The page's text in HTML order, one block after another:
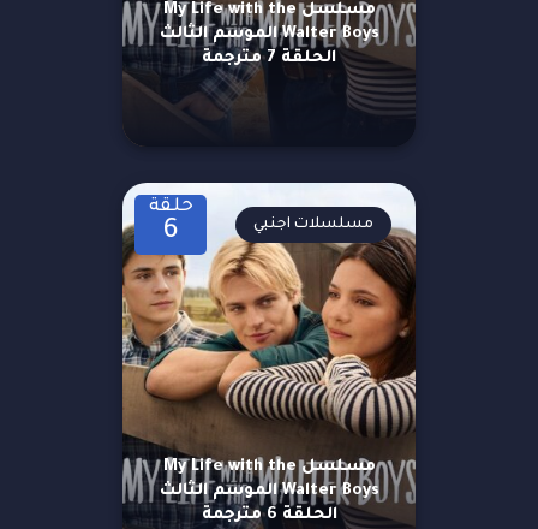
مسلسل My Life with the
Walter Boys الموسم الثالث
الحلقة 7 مترجمة
حلقة
6
مسلسل My Life with the
Walter Boys الموسم الثالث
الحلقة 6 مترجمة
مسلسلات اجنبي